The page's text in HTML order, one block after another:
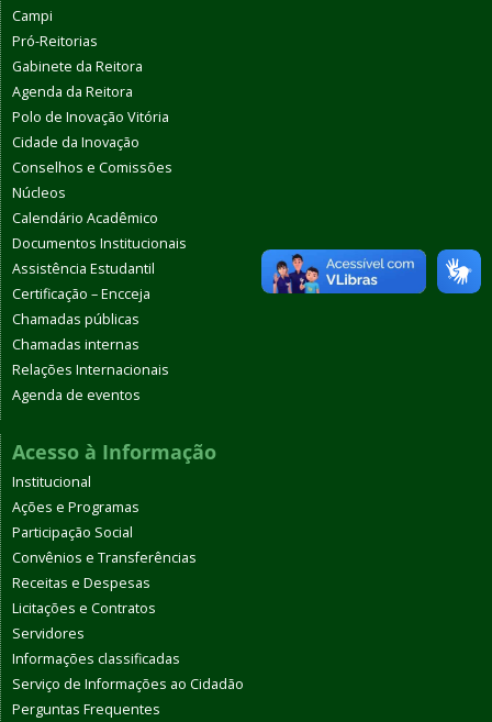
Campi
Pró-Reitorias
Gabinete da Reitora
Agenda da Reitora
Polo de Inovação Vitória
Cidade da Inovação
Conselhos e Comissões
Núcleos
Calendário Acadêmico
Documentos Institucionais
Assistência Estudantil
Certificação – Encceja
Chamadas públicas
Chamadas internas
Relações Internacionais
Agenda de eventos
Acesso à Informação
Institucional
Ações e Programas
Participação Social
Convênios e Transferências
Receitas e Despesas
Licitações e Contratos
Servidores
Informações classificadas
Serviço de Informações ao Cidadão
Perguntas Frequentes